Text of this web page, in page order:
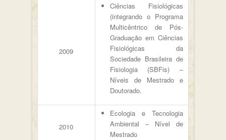
2009
Ciências Fisiológicas
(integrando o Programa
Multicêntrico de Pós-
Graduação em Ciências
Fisiológicas da
Sociedade Brasileira de
Fisiologia (SBFis) –
Níveis de Mestrado e
Doutorado.
2010
Ecologia e Tecnologia
Ambiental – Nível de
Mestrado